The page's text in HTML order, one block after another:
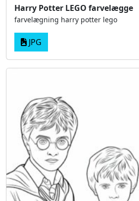
Harry Potter LEGO farvelægge
farvelægning harry potter lego
JPG